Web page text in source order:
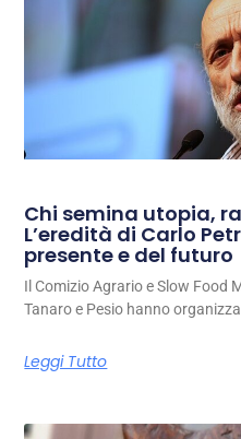
Chi semina utopia,
L’eredità di Carlo
presente e del futuro
Il Comizio Agrario e Slow Food
Tanaro e Pesio hanno
Leggi Tutto